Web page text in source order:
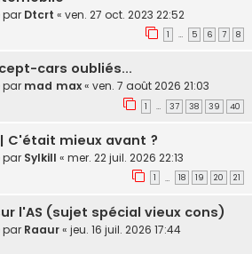
par Dtcrt « ven. 27 oct. 2023 22:52
1 … 5 6 7 8
cars oubliés...
par mad max« ven. 7 août 2026 21:03
1 … 37 38 39 40
C'était mieux avant ?
par Sylkill « mer. 22 juil. 2026 22:13
1 … 18 19 20 21
l'AS (sujet spécial vieux cons)
par Raaur« jeu. 16 juil. 2026 17:44